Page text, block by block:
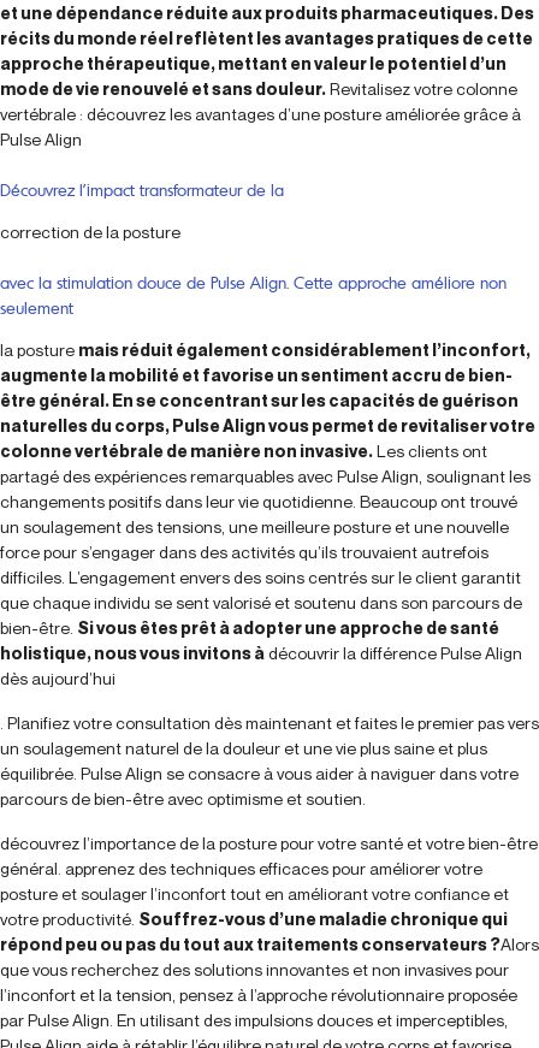
et une dépendance réduite aux produits pharmaceutiques. Des
récits du monde réel reflètent les avantages pratiques de cette
approche thérapeutique, mettant en valeur le potentiel d’un
mode de vie renouvelé et sans douleur.Revitalisez votre colonne
vertébrale : découvrez les avantages d’une posture améliorée grâce à
Pulse Align
Découvrez l’impact transformateur de la
correction de la posture
avec la stimulation douce de Pulse Align. Cette approche améliore non
seulement
la posture mais réduit également considérablement l’inconfort,
augmente la mobilité et favorise un sentiment accru de bien-
être général. En se concentrant sur les capacités de guérison
naturelles du corps, Pulse Align vous permet de revitaliser votre
colonne vertébrale de manière non invasive.Les clients ont
partagé des expériences remarquables avec Pulse Align, soulignant les
changements positifs dans leur vie quotidienne. Beaucoup ont trouvé
un soulagement des tensions, une meilleure posture et une nouvelle
force pour s’engager dans des activités qu’ils trouvaient autrefois
difficiles. L’engagement envers des soins centrés sur le client garantit
que chaque individu se sent valorisé et soutenu dans son parcours de
bien-être. Si vous êtes prêt à adopter une approche de santé
holistique, nous vous invitons àdécouvrir la différence Pulse Align
dès aujourd’hui
. Planifiez votre consultation dès maintenant et faites le premier pas vers
un soulagement naturel de la douleur et une vie plus saine et plus
équilibrée. Pulse Align se consacre à vous aider à naviguer dans votre
parcours de bien-être avec optimisme et soutien.
découvrez l’importance de la posture pour votre santé et votre bien-être
général. apprenez des techniques efficaces pour améliorer votre
posture et soulager l’inconfort tout en améliorant votre confiance et
votre productivité. Souffrez-vous d’une maladie chronique qui
répond peu ou pas du tout aux traitements conservateurs ?Alors
que vous recherchez des solutions innovantes et non invasives pour
l’inconfort et la tension, pensez à l’approche révolutionnaire proposée
par Pulse Align. En utilisant des impulsions douces et imperceptibles,